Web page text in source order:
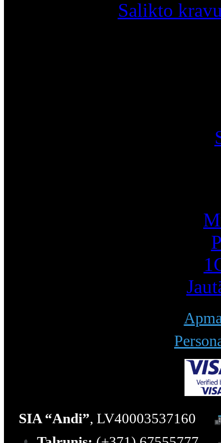
Salikto
SIA “Andi”, LV40003537160